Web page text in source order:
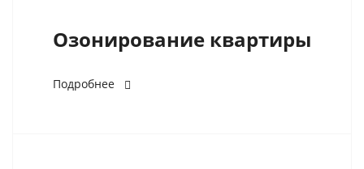
Озонирование квартиры
Подробнее